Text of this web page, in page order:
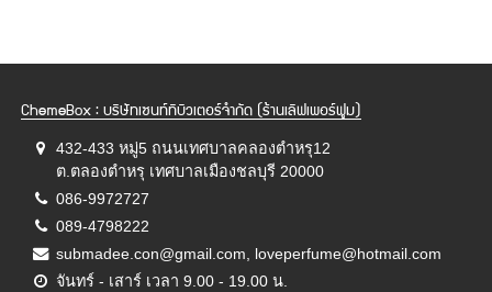
ChemeBox : บริษัทเซนท์ทิบิวเตอร์จำกัด (ร้านเลิฟเพอร์ฟูม)
432-433 หมู่5 ถนนเทศบาลคลองตำหรุ12
ต.ตลองตำหรุ เทศบาลเมืองชลบุรี 20000
086-9972727
089-4798222
submadee.con@gmail.com, loveperfume@hotmail.com
จันทร์ - เสาร์ เวลา 9.00 - 19.00 น.